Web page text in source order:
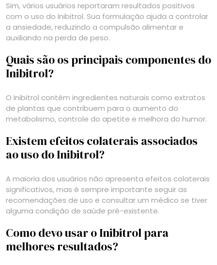
Sim, vários usuários reportaram resultados positivos
com o uso do Inibitrol. Sua formulação ajuda a controlar
a ansiedade, reduzindo a compulsão alimentar e
auxiliando na perda de peso.
Quais são os principais componentes do
Inibitrol?
O Inibitrol contém ingredientes naturais como extratos
de plantas que contribuem para o aumento do
metabolismo, controle do apetite e melhora do humor.
Existem efeitos colaterais associados
ao uso do Inibitrol?
A maioria dos usuários não apresenta efeitos colaterais
significativos, mas é sempre importante seguir as
recomendações de uso e consultar um médico se tiver
alguma condição de saúde pré-existente.
Como devo usar o Inibitrol para
melhores resultados?